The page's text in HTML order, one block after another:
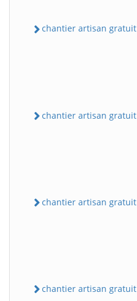
chantier artisan gratuit
chantier artisan gratuit
chantier artisan gratuit
chantier artisan gratuit